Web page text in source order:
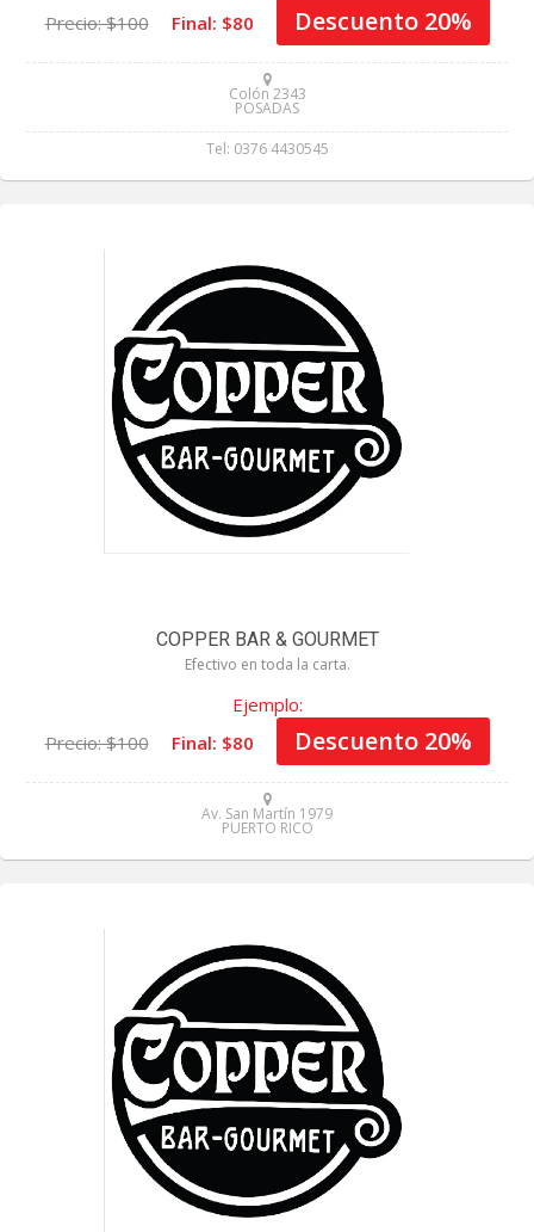
Precio: $100
Final: $80 Descuento 20%
Colón 2343
POSADAS
Tel: 0376 4430545
COPPER BAR & GOURMET
Efectivo en toda la carta.
Ejemplo:
Precio: $100
Final: $80 Descuento 20%
Av. San Martín 1979
PUERTO RICO